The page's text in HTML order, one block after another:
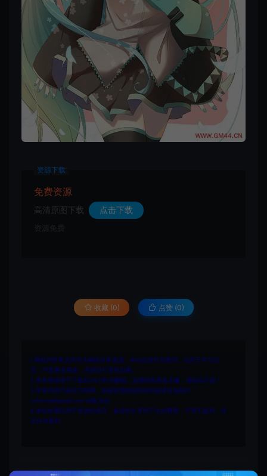
资源下载
免费资源
高清原图下载 点击下载
收藏 (0) 点赞 (0)
1.网站内所有文件均为网络共享资源，本站仅做打包整理。仅用于学习交
流，严禁商业用途，否则自行承担后果。
2.所有资源请于下载后24小时内删除。如需体验更多乐趣，请购买正版！
3.所有内容均来自互联网。如侵犯您的版权或利益请发送邮件：
cvformat#gmail.com (#换为@)
4.本站收费仅用于资源的保存、备份和分享所产生的费用，不用于盈利，亦
无任何盈利。